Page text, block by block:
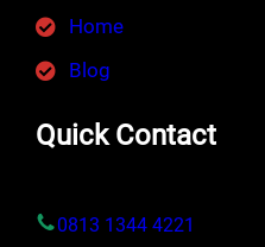
Home
Blog
Quick Contact
0813 1344 4221